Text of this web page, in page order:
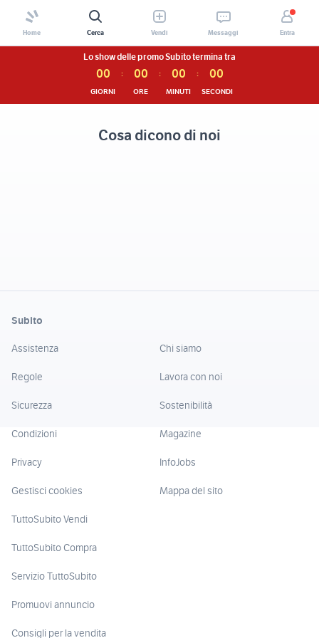
Home Cerca Vendi Messaggi Entra
Lo show delle promo Subito termina tra
00
GIORNI
: 00
ORE
: 00
MINUTI
: 00
SECONDI
Cosa dicono di noi
Subito
Assistenza
Regole
Sicurezza
Condizioni
Privacy
Gestisci cookies
TuttoSubito Vendi
TuttoSubito Compra
Servizio TuttoSubito
Promuovi annuncio
Consigli per la vendita
Chi siamo
Lavora con noi
Sostenibilità
Magazine
InfoJobs
Mappa del sito